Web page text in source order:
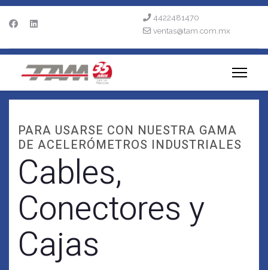
4422481470
ventas@tam.com.mx
PARA USARSE CON NUESTRA GAMA
DE ACELERÓMETROS INDUSTRIALES
Cables,
Conectores y
Cajas